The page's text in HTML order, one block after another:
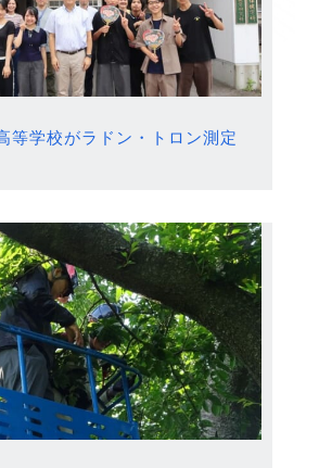
等学校がラドン・トロン測定